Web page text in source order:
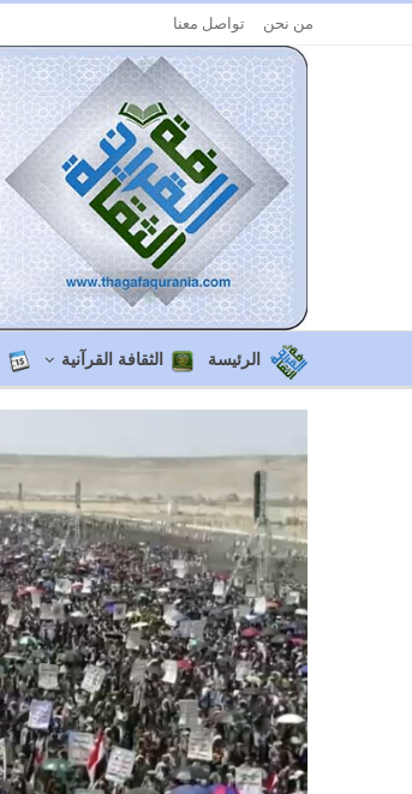
من نحن تواصل معنا
الرئيسة الثقافة القرآنية